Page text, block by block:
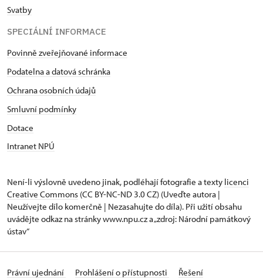
Svatby
SPECIÁLNÍ INFORMACE
Povinně zveřejňované informace
Podatelna a datová schránka
Ochrana osobních údajů
Smluvní podmínky
Dotace
Intranet NPÚ
Není-li výslovně uvedeno jinak, podléhají fotografie a texty licenci
Creative Commons (CC BY-NC-ND 3.0 CZ) (Uveďte autora |
Neužívejte dílo komerčně | Nezasahujte do díla). Při užití obsahu
uvádějte odkaz na stránky www.npu.cz a „zdroj: Národní památkový
ústav“
Právní ujednání Prohlášení o přístupnosti
Řešení